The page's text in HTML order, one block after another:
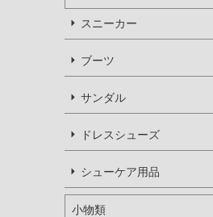
スニーカー
ブーツ
サンダル
ドレスシューズ
シューケア用品
小物類